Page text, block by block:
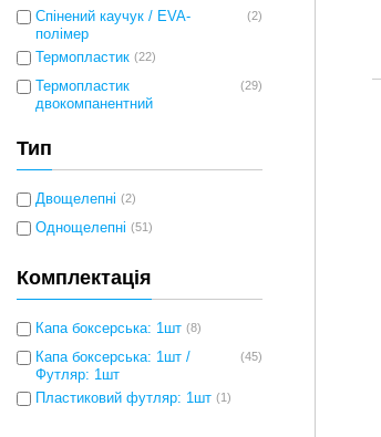
Спінений каучук / EVA-
полімер
(2)
Термопластик (22)
Термопластик
двокомпанентний
(29)
Тип
Двощелепні (2)
Однощелепні (51)
Комплектація
Капа боксерська: 1шт (8)
Капа боксерська: 1шт /
Футляр: 1шт
(45)
Пластиковий футляр: 1шт (1)